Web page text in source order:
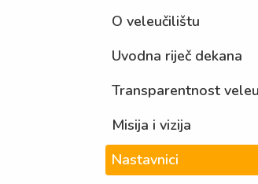
O veleučilištu
Uvodna riječ dekana
Transparentnost
Misija i vizija
Nastavnici